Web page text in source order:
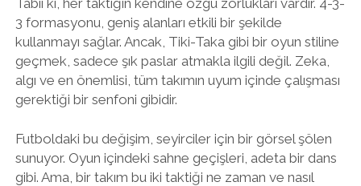
3 formasyonu, geniş alanları etkili bir şekilde
kullanmayı sağlar. Ancak, Tiki-Taka gibi bir oyun stiline
geçmek, sadece şık paslar atmakla ilgili değil. Zeka,
algı ve en önemlisi, tüm takımın uyum içinde çalışması
gerektiği bir senfoni gibidir.
Futboldaki bu değişim, seyirciler için bir görsel şölen
sunuyor. Oyun içindeki sahne geçişleri, adeta bir dans
gibi. Ama, bir takım bu iki taktiği ne zaman ve nasıl